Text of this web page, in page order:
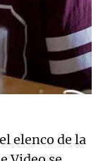
elenco de la